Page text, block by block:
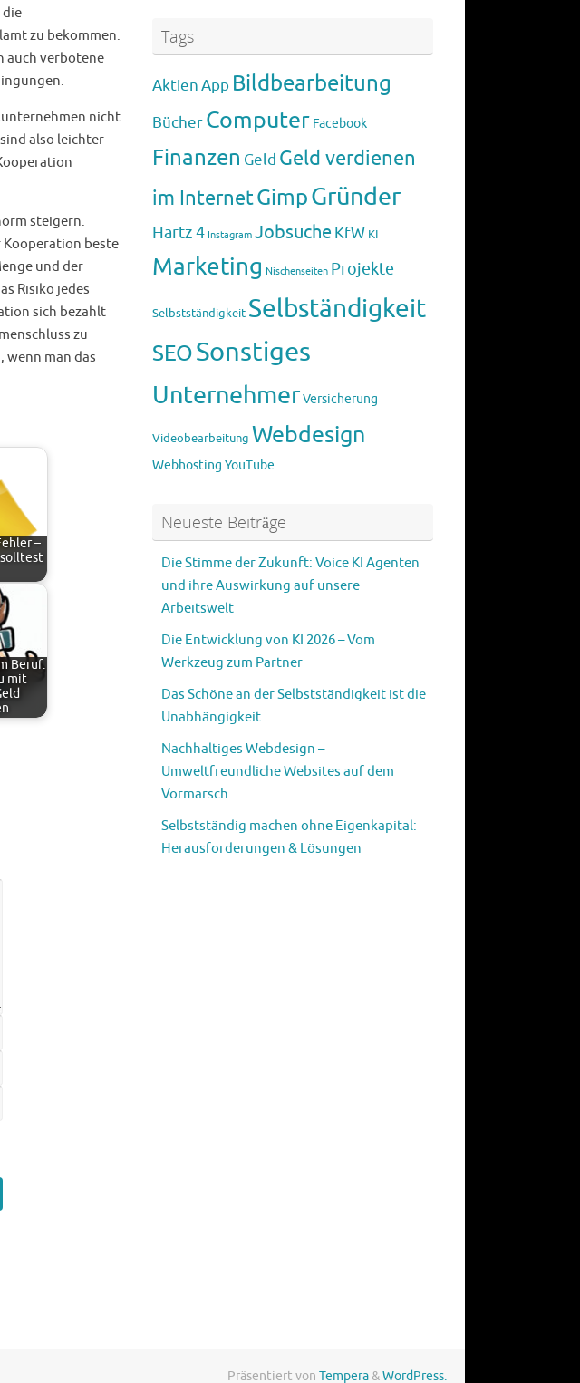
die
zu bekommen.
auch verbotene
nicht
also leichter
steigern.
Kooperation beste
und der
Risiko jedes
sich bezahlt
zu
man das
–
Beruf:
mit
Tags
AktienApp Bildbearbeitung
BücherComputer Facebook
Finanzen Geld Geld verdienen
im InternetGimpGründer
Hartz 4 Instagram Jobsuche KfW KI
Marketing Nischenseiten Projekte
Selbstständigkeit Selbständigkeit
SEOSonstiges
UnternehmerVersicherung
Videobearbeitung Webdesign
Webhosting YouTube
Neueste Beiträge
Die Stimme der Zukunft: Voice KI Agenten
und ihre Auswirkung auf unsere
Arbeitswelt
Die Entwicklung von KI 2026 – Vom
Werkzeug zum Partner
Das Schöne an der Selbstständigkeit ist die
Unabhängigkeit
Nachhaltiges Webdesign –
Umweltfreundliche Websites auf dem
Vormarsch
Selbstständig machen ohne Eigenkapital:
Herausforderungen & Lösungen
Präsentiert von Tempera&WordPress.